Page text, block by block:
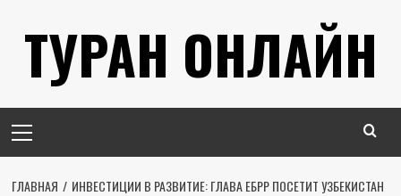
содержимому
ТУРАН ОНЛАЙН
меню
ГЛАВНАЯ
ИНВЕСТИЦИИ В РАЗВИТИЕ: ГЛАВА ЕБРР ПОСЕТИТ УЗБЕКИСТАН